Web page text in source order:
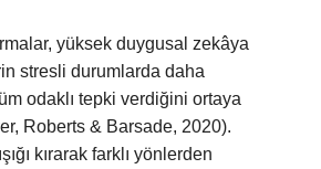
yüksek duygusal zekâya
stresli durumlarda daha
odaklı tepki verdiğini ortaya
Roberts & Barsade, 2020).
kırarak farklı yönlerden